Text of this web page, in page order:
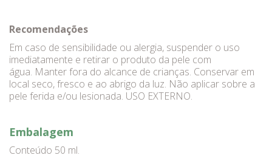
Recomendações
Em caso de sensibilidade ou alergia, suspender o uso
imediatamente e retirar o produto da pele com
água. Manter fora do alcance de crianças. Conservar em
local seco, fresco e ao abrigo da luz. Não aplicar sobre a
pele ferida e/ou lesionada. USO EXTERNO.
Embalagem
Conteúdo 50 ml.